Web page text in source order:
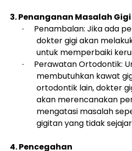
3. Penanganan Masalah Gigi
·
Penambalan: Jika ada
dokter gigi akan
untuk memperbaiki
·
Perawatan Ortodontik:
membutuhkan kawat
ortodontik lain, dokter
akan merencanakan
mengatasi masalah
gigitan yang tidak
4. Pencegahan